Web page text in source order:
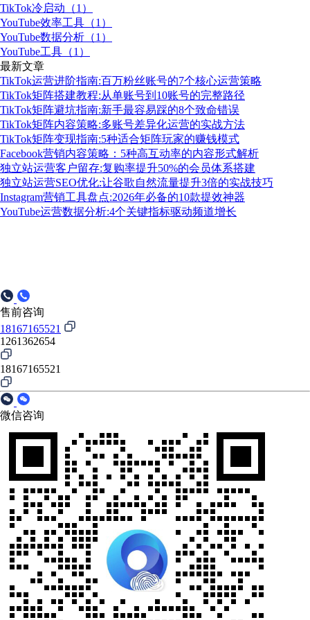
TikTok冷启动（1）
YouTube效率工具（1）
YouTube数据分析（1）
YouTube工具（1）
最新文章
TikTok运营进阶指南:百万粉丝账号的7个核心运营策略
TikTok矩阵搭建教程:从单账号到10账号的完整路径
TikTok矩阵避坑指南:新手最容易踩的8个致命错误
TikTok矩阵内容策略:多账号差异化运营的实战方法
TikTok矩阵变现指南:5种适合矩阵玩家的赚钱模式
Facebook营销内容策略：5种高互动率的内容形式解析
独立站运营客户留存:复购率提升50%的会员体系搭建
独立站运营SEO优化:让谷歌自然流量提升3倍的实战技巧
Instagram营销工具盘点:2026年必备的10款提效神器
YouTube运营数据分析:4个关键指标驱动频道增长
售前咨询
18167165521
1261362654
18167165521
微信咨询